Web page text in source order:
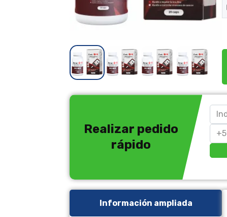
Realizar pedido
rápido
Información ampliada